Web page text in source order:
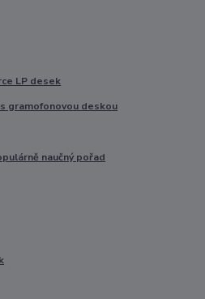
LP desek
gramofonovou deskou
naučný pořad